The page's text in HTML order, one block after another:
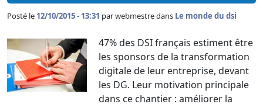
Posté le 12/10/2015 - 13:31 parwebmestre dans Le monde du dsi
47% des DSI français estiment être
les sponsors de la transformation
digitale de leur entreprise, devant
les DG. Leur motivation principale
dans ce chantier : améliorer la